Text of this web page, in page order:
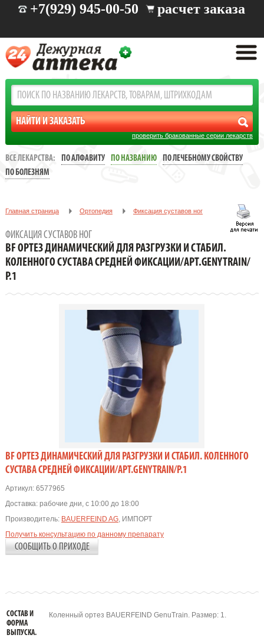
+7(929) 945-00-50 расчет заказа
проверить бракованные серии лекарств
ВСЕ ЛЕКАРСТВА: ПО АЛФАВИТУ ПО НАЗВАНИЮ
ПО ЛЕЧЕБНОМУ СВОЙСТВУ
ПО БОЛЕЗНЯМ
Главная страница Ортопедия Фиксация суставов ног
КОЛЕННОГО СУСТАВА СРЕДНЕЙ ФИКСАЦИИ/АРТ.GENYTRAIN/
ФИКСАЦИЯ СУСТАВОВ НОГ
BF ОРТЕЗ ДИНАМИЧЕСКИЙ ДЛЯ РАЗГРУЗКИ И СТАБИЛ.
КОЛЕННОГО СУСТАВА СРЕДНЕЙ ФИКСАЦИИ/АРТ.GENYTRAIN/
Р.1
BF ОРТЕЗ ДИНАМИЧЕСКИЙ ДЛЯ РАЗГРУЗКИ И СТАБИЛ. КОЛЕННОГО
СУСТАВА СРЕДНЕЙ ФИКСАЦИИ/АРТ.GENYTRAIN/Р.1
Артикул:6577965
Доставка: рабочие дни, с 10:00 до 18:00
Производитель: BAUERFEIND AG, ИМПОРТ
Получить консультацию по данному препарату
СООБЩИТЬ О ПРИХОДЕ
СОСТАВ И
ФОРМА
ВЫПУСКА.
Коленный ортез BAUERFEIND GenuTrain. Размер: 1.